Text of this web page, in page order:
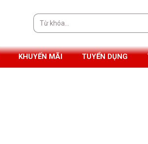
Tìm
kiếm:
KHUYẾN MÃI TUYỂN DỤNG